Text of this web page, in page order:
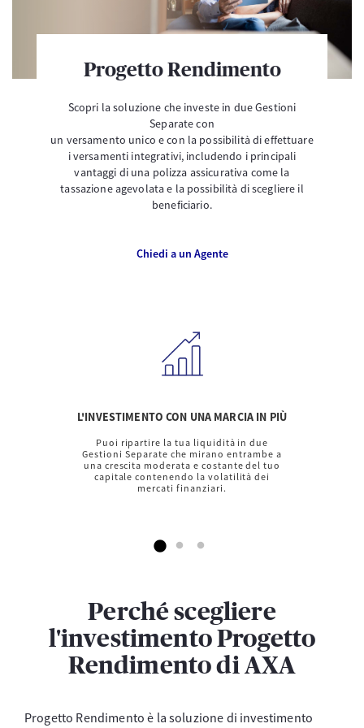
Progetto Rendimento
Scopri la soluzione che investe in due Gestioni
Separate con
un versamento unico e con​​​​​​ la possibilità di effettuare
i versamenti integrativi, includendo i principali
vantaggi di una polizza assicurativa come la
tassazione agevolata e la possibilità di scegliere il
beneficiario.
Chiedi a un Agente
L'INVESTIMENTO CON UNA MARCIA IN PIÙ
Puoi ripartire la tua liquidità in due
Gestioni Separate che mirano entrambe a
una crescita moderata e costante del tuo
capitale contenendo la volatilità dei
mercati finanziari.
Perché scegliere
l'investimento Progetto
Rendimento di AXA
Progetto Rendimento è la soluzione di investimento